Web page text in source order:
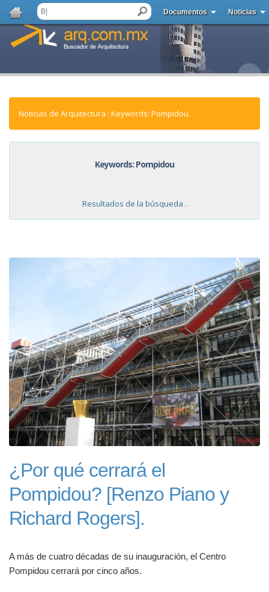
Documentos Noticias
Noticias de Arquitectura : Keywords: Pompidou
Keywords: Pompidou
Resultados de la búsqueda .
¿Por qué cerrará el
Pompidou? [Renzo Piano y
Richard Rogers].
A más de cuatro décadas de su inauguración, el Centro
Pompidou cerrará por cinco años.